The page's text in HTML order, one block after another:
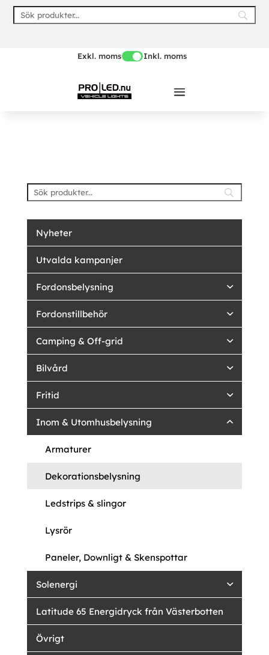
Skip
Exkl. moms Inkl. moms
Nyheter
Utvalda kampanjer
Fordonsbelysning
Fordonstillbehör
Camping & Off-grid
Bilvård
Fritid
Inom & Utomhusbelysning
Armaturer
Dekorationsbelysning
Ledstrips & slingor
Lysrör
Paneler, Downligt & Skenspottar
Solenergi
Latitude 65 Energidryck från Västerbotten
Övrigt